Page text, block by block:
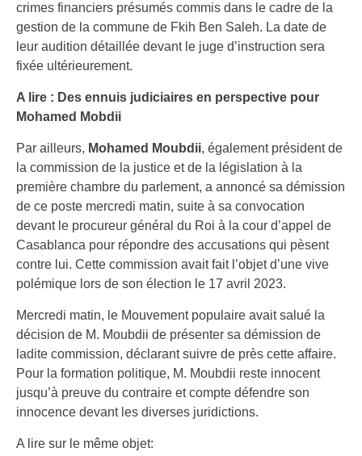
crimes financiers présumés commis dans le cadre de la
gestion de la commune de Fkih Ben Saleh. La date de
leur audition détaillée devant le juge d’instruction sera
fixée ultérieurement.
A lire : Des ennuis judiciaires en perspective pour
Mohamed Mobdii
Par ailleurs, Mohamed Moubdii, également président de
la commission de la justice et de la législation à la
première chambre du parlement, a annoncé sa démission
de ce poste mercredi matin, suite à sa convocation
devant le procureur général du Roi à la cour d’appel de
Casablanca pour répondre des accusations qui pèsent
contre lui. Cette commission avait fait l’objet d’une vive
polémique lors de son élection le 17 avril 2023.
Mercredi matin, le Mouvement populaire avait salué la
décision de M. Moubdii de présenter sa démission de
ladite commission, déclarant suivre de près cette affaire.
Pour la formation politique, M. Moubdii reste innocent
jusqu’à preuve du contraire et compte défendre son
innocence devant les diverses juridictions.
A lire sur le même objet: